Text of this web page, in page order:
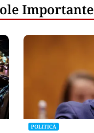
Importante
POLITICĂ